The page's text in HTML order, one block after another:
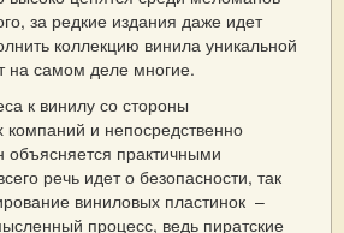
за редкие издания даже идет
коллекцию винила уникальной
на самом деле многие.
к винилу со стороны
и непосредственно
объясняется практичными
речь идет о безопасности, так
виниловых пластинок –
процесс, ведь пиратские